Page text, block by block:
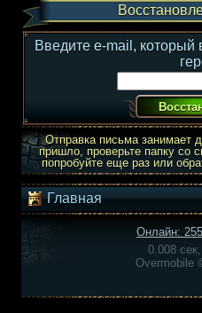
Введите e-mail, который
Отправка письма занимает
пришло, проверьте папку со
попробуйте еще раз или
Главная
Онлайн:
0.008
Overmobile